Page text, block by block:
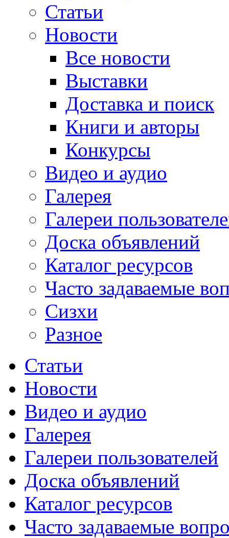
Статьи
Новости
Все новости
Выставки
Доставка и поиск
Книги и авторы
Конкурсы
Видео и аудио
Галерея
Галереи
Доска объявлений
Каталог ресурсов
Часто задаваемые
Сизхи
Разное
Статьи
Новости
Видео и аудио
Галерея
Галереи пользователей
Доска объявлений
Каталог ресурсов
Часто задаваемые